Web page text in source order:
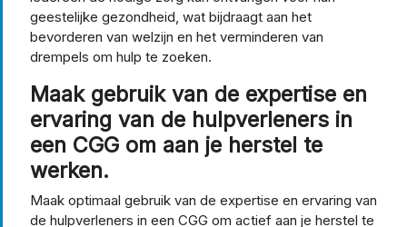
geestelijke gezondheid, wat bijdraagt aan het
bevorderen van welzijn en het verminderen van
drempels om hulp te zoeken.
Maak gebruik van de expertise en
ervaring van de hulpverleners in
een CGG om aan je herstel te
werken.
Maak optimaal gebruik van de expertise en ervaring van
de hulpverleners in een CGG om actief aan je herstel te